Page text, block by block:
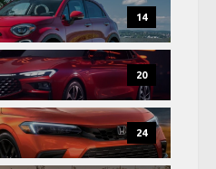
14
20
24